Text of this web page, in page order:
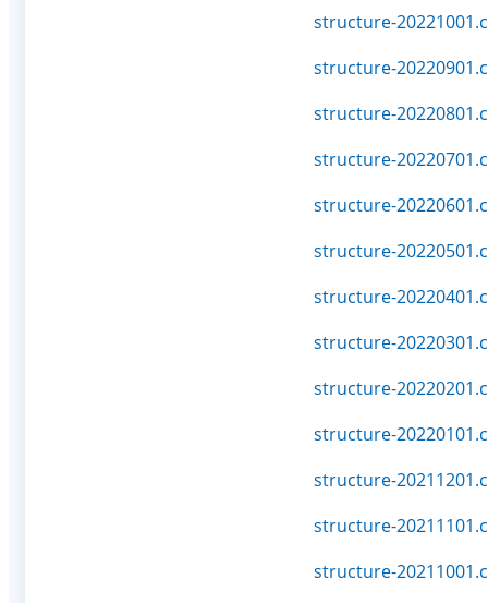
structure-
structure-
structure-
structure-
structure-
structure-
structure-
structure-
structure-
structure-
structure-
structure-
structure-